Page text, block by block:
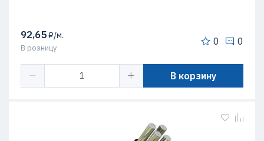
92,65₽/м.
В розницу
0 0
В корзину